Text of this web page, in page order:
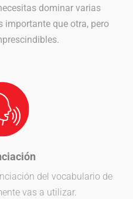
dominar varias
importante que otra, pero
del vocabulario de
vas a utilizar.